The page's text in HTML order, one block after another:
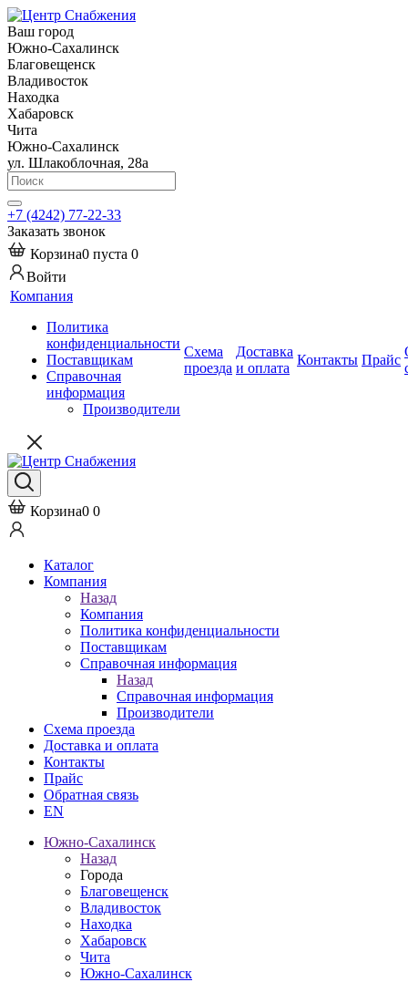
Ваш город
Южно-Сахалинск
Благовещенск
Владивосток
Находка
Хабаровск
Чита
Южно-Сахалинск
ул. Шлакоблочная, 28а
+7 (4242) 77-22-33
Заказать звонок
Корзина0 пуста 0
Войти
Компания
Политика
конфиденциальности
Поставщикам
Справочная
информация
Производители
Схема
проезда
Доставка
и оплата
Контакты Прайс
Корзина0 0
Каталог
Компания
Назад
Компания
Политика конфиденциальности
Поставщикам
Справочная информация
Назад
Справочная информация
Производители
Схема проезда
Доставка и оплата
Контакты
Прайс
Обратная связь
EN
Южно-Сахалинск
Назад
Города
Благовещенск
Владивосток
Находка
Хабаровск
Чита
Южно-Сахалинск